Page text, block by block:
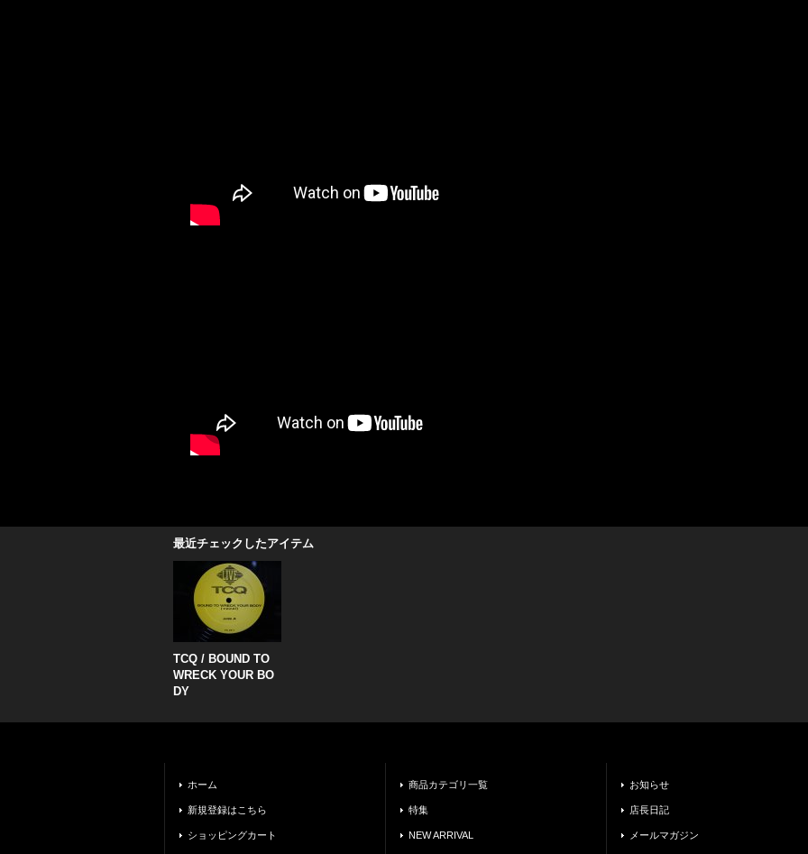
最近チェックしたアイテム
TCQ / BOUND TO
WRECK YOUR BO
DY
ホーム
新規登録はこちら
ショッピングカート
商品カテゴリ一覧
特集
NEW ARRIVAL
お知らせ
店長日記
メールマガジン